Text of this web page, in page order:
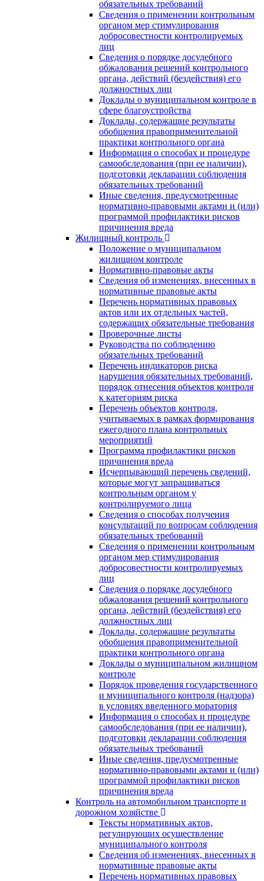
обязательных требований
Сведения о применении контрольным
органом мер стимулирования
добросовестности контролируемых
лиц
Сведения о порядке досудебного
обжалования решений контрольного
органа, действий (бездействия) его
должностных лиц
Доклады о муниципальном контроле в
сфере благоустройства
Доклады, содержащие результаты
обобщения правоприменительной
практики контрольного органа
Информация о способах и процедуре
самообследования (при ее наличии),
подготовки декларации соблюдения
обязательных требований
Иные сведения, предусмотренные
нормативно-правовыми актами и (или)
программой профилактики рисков
причинения вреда
Жилищный контроль
Положение о муниципальном
жилищном контроле
Нормативно-правовые акты
Сведения об изменениях, внесенных в
нормативные правовые акты
Перечень нормативных правовых
актов или их отдельных частей,
содержащих обязательные требования
Проверочные листы
Руководства по соблюдению
обязательных требований
Перечень индикаторов риска
нарушения обязательных требований,
порядок отнесения объектов контроля
к категориям риска
Перечень объектов контроля,
учитываемых в рамках формирования
ежегодного плана контрольных
мероприятий
Программа профилактики рисков
причинения вреда
Исчерпывающий перечень сведений,
которые могут запрашиваться
контрольным органом у
контролируемого лица
Сведения о способах получения
консультаций по вопросам соблюдения
обязательных требований
Сведения о применении контрольным
органом мер стимулирования
добросовестности контролируемых
лиц
Сведения о порядке досудебного
обжалования решений контрольного
органа, действий (бездействия) его
должностных лиц
Доклады, содержащие результаты
обобщения правоприменительной
практики контрольного органа
Доклады о муниципальном жилищном
контроле
Порядок проведения государственного
и муниципального контроля (надзора)
в условиях введенного моратория
Информация о способах и процедуре
самообследования (при ее наличии),
подготовки декларации соблюдения
обязательных требований
Иные сведения, предусмотренные
нормативно-правовыми актами и (или)
программой профилактики рисков
причинения вреда
Контроль на автомобильном транспорте и
дорожном хозяйстве
Тексты нормативных актов,
регулирующих осуществление
муниципального контроля
Сведения об изменениях, внесенных в
нормативные правовые акты
Перечень нормативных правовых